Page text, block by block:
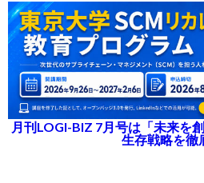
月刊LOGI-BIZ 7月号は「未来を
生存戦略を徹